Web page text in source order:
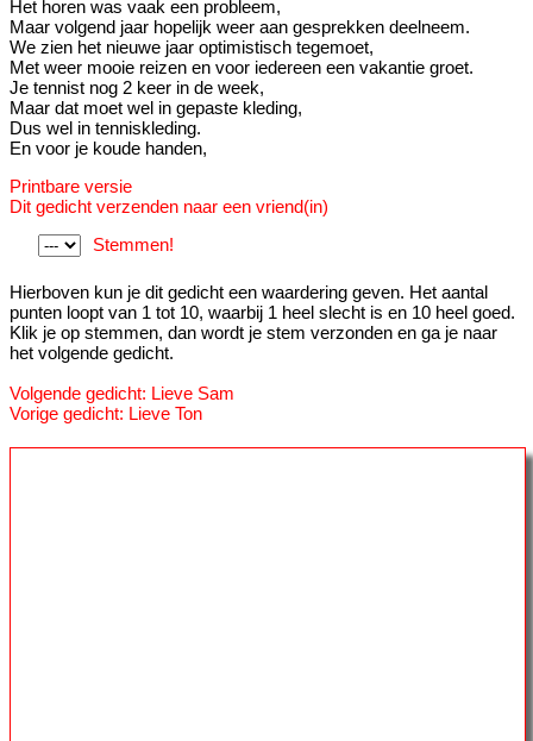
Het horen was vaak een probleem,
Maar volgend jaar hopelijk weer aan gesprekken deelneem.
We zien het nieuwe jaar optimistisch tegemoet,
Met weer mooie reizen en voor iedereen een vakantie groet.
Je tennist nog 2 keer in de week,
Maar dat moet wel in gepaste kleding,
Dus wel in tenniskleding.
En voor je koude handen,
Printbare versie
Dit gedicht verzenden naar een vriend(in)
Stemmen!
Hierboven kun je dit gedicht een waardering geven. Het aantal
punten loopt van 1 tot 10, waarbij 1 heel slecht is en 10 heel goed.
Klik je op stemmen, dan wordt je stem verzonden en ga je naar
het volgende gedicht.
Volgende gedicht: Lieve Sam
Vorige gedicht: Lieve Ton